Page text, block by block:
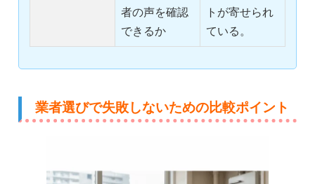
者の声を確認
できるか
トが寄せられ
ている。
業者選びで失敗しないための比較ポイント